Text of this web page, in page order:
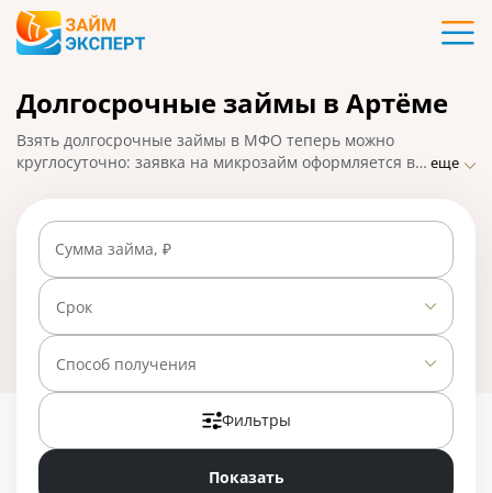
Карты
Кредиты
Ипотека
Займы
Вклады
Бизнес
Долгосрочные займы в Артёме
Взять долгосрочные займы в МФО теперь можно
круглосуточно: заявка на микрозайм оформляется в
микрофинансовых компаний в Артёме, где деньги
можно получить быстро и по низкой процентной
ставке. На 01.05.2025 вам доступно 23 предложения
со ставкой от 0% в день.
еще
Сумма займа, ₽
Срок
Способ получения
Фильтры
Показать